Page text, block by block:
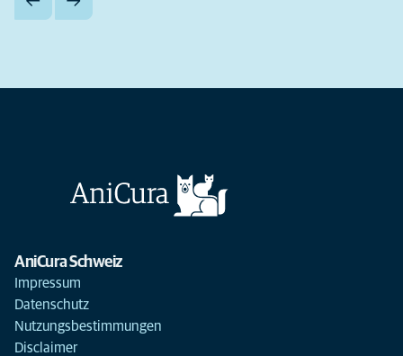
AniCura Schweiz
Impressum
Datenschutz
Nutzungsbestimmungen
Disclaimer